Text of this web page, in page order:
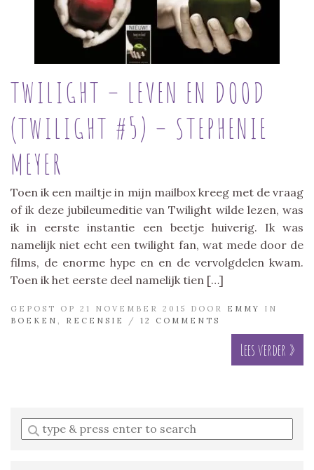
TWILIGHT – LEVEN EN DOOD
(TWILIGHT #5) – STEPHENIE
MEYER
Toen ik een mailtje in mijn mailbox kreeg met de vraag
of ik deze jubileumeditie van Twilight wilde lezen, was
ik in eerste instantie een beetje huiverig. Ik was
namelijk niet echt een twilight fan, wat mede door de
films, de enorme hype en en de vervolgdelen kwam.
Toen ik het eerste deel namelijk tien […]
GEPOST OP 21 NOVEMBER 2015 DOOR EMMY
IN
BOEKEN
RECENSIE / 12 COMMENTS
Lees verder »
Enter
a